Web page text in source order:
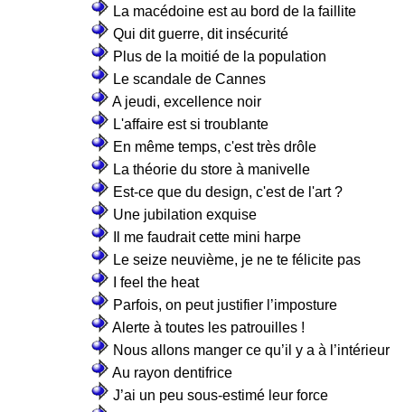
La macédoine est au bord de la faillite
Qui dit guerre, dit insécurité
Plus de la moitié de la population
Le scandale de Cannes
A jeudi, excellence noir
L'affaire est si troublante
En même temps, c'est très drôle
La théorie du store à manivelle
Est-ce que du design, c'est de l'art ?
Une jubilation exquise
Il me faudrait cette mini harpe
Le seize neuvième, je ne te félicite pas
I feel the heat
Parfois, on peut justifier l’imposture
Alerte à toutes les patrouilles !
Nous allons manger ce qu’il y a à l’intérieur
Au rayon dentifrice
J’ai un peu sous-estimé leur force